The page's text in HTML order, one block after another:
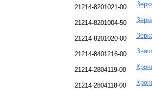
21214-8201021-00
21214-8201004-50
21214-8201020-00
21214-8401216-00
21214-2804119-00
21214-2804118-00